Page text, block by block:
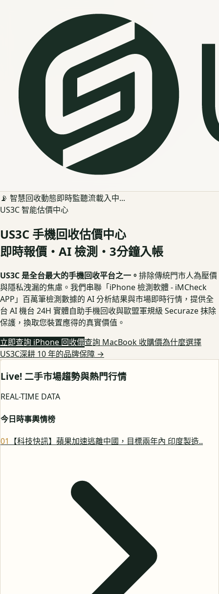
📡 智慧回收動態即時監聽流載入中...
US3C 智能估價中心
US3C 手機回收估價中心
即時報價・AI 檢測・3分鐘入帳
US3C 是全台最大的手機回收平台之一。 排除傳統門市人為壓價
與隱私洩漏的焦慮。我們串聯「iPhone 檢測軟體 - iMCheck
APP」百萬筆檢測數據的 AI 分析結果與市場即時行情，提供全
台 AI 機台 24H 實體自助手機回收與歐盟軍規級 Securaze 抹除
保護，換取您裝置應得的真實價值。
立即查詢 iPhone 回收價查詢 MacBook 收購價為什麼選擇
US3C深耕 10 年的品牌保障 →
Live! 二手市場趨勢與熱門行情
REAL-TIME DATA
今日時事輿情榜
01 【科技快訊】蘋果加速逃離中國，目標兩年內 印度製造..